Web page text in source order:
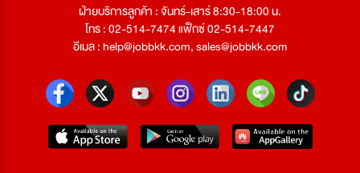
ฝ่ายบริการลูกค้า : จันทร์-เสาร์ 8:30-18:00 น.
โทร : 02-514-7474 แฟ็กซ์ 02-514-7447
อีเมล :help@jobbkk.com,sales@jobbkk.com